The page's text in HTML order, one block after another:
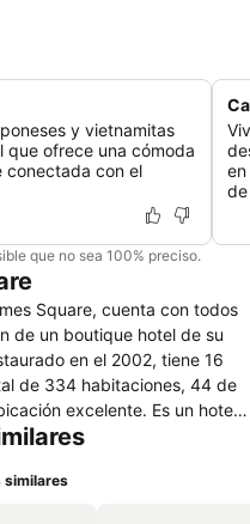
y vietnamitas
que ofrece una cómoda
conectada con el
que no sea 100% preciso.
Square, cuenta con todos
de un boutique hotel de su
en el 2002, tiene 16
de 334 habitaciones, 44 de
excelente. Es un hotel
ya vengan a
abierta las 24 horas. En
similares